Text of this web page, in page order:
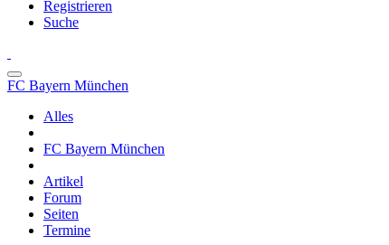
Registrieren
Suche
FC Bayern München
Alles
FC Bayern München
Artikel
Forum
Seiten
Termine